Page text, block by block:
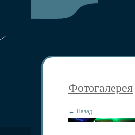
Фотогалерея
← Назад